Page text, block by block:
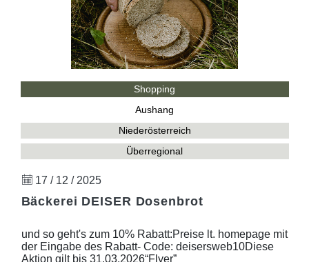
Shopping
Aushang
Niederösterreich
Überregional
17 / 12 / 2025
Bäckerei DEISER Dosenbrot
und so geht's zum 10% Rabatt:Preise lt. homepage mit
der Eingabe des Rabatt- Code: deisersweb10Diese
Aktion gilt bis 31.03.2026“Flyer”